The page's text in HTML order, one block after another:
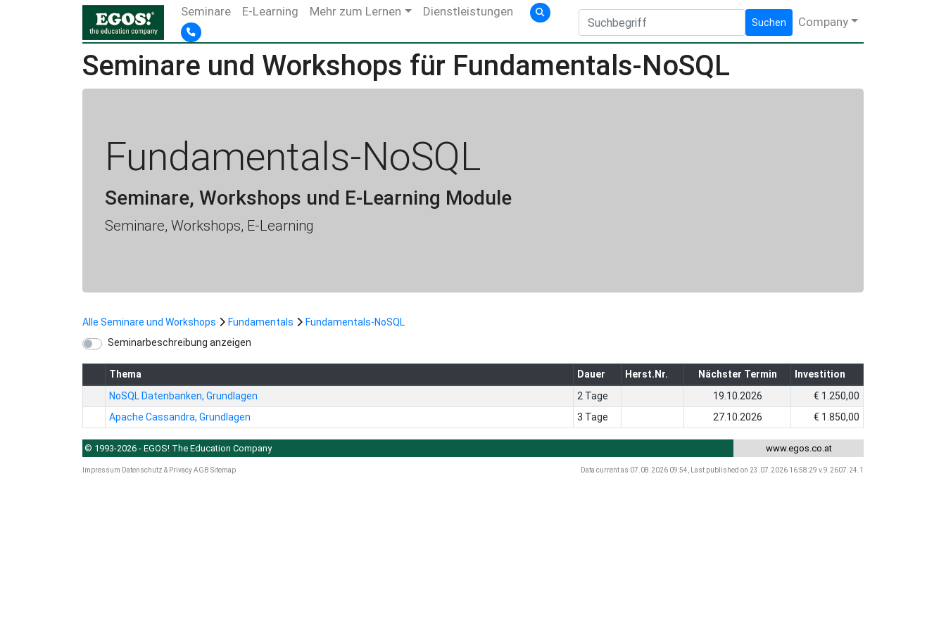
Seminare E-Learning Mehr zum Lernen Dienstleistungen
Suchen Company
Seminare und Workshops für Fundamentals-NoSQL
Fundamentals-NoSQL
Seminare, Workshops und E-Learning Module
Seminare, Workshops, E-Learning
Alle Seminare und Workshops Fundamentals
Fundamentals-NoSQL
Seminarbeschreibung anzeigen
Thema Dauer Herst.Nr. Nächster Termin
Investition
NoSQL Datenbanken, Grundlagen
2 Tage 19.10.2026
€ 1.250,00
Apache Cassandra, Grundlagen
3 Tage 27.10.2026 € 1.850,00
© 1993-2026 - EGOS! The Education Company www.egos.co.at
Impressum Datenschutz & PrivacyAGB Sitemap Data current as 07.08.2026 09:54, Last published on 23.07.2026 16:58:29 v.9.2607.24.1